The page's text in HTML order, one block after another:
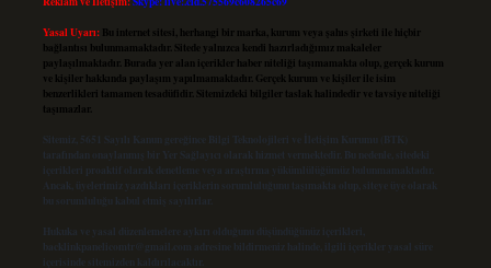
Yasal Uyarı: Bu internet sitesi, herhangi bir marka, kurum veya şahıs şirketi ile hiçbir
bağlantısı bulunmamaktadır. Sitede yalnızca kendi hazırladığımız makaleler
paylaşılmaktadır. Burada yer alan içerikler haber niteliği taşımamakta olup, gerçek kurum
ve kişiler hakkında paylaşım yapılmamaktadır. Gerçek kurum ve kişiler ile isim
benzerlikleri tamamen tesadüfidir. Sitemizdeki bilgiler taslak halindedir ve tavsiye niteliği
taşımazlar.
Sitemiz, 5651 Sayılı Kanun gereğince Bilgi Teknolojileri ve İletişim Kurumu (BTK)
tarafından onaylanmış bir Yer Sağlayıcı olarak hizmet vermektedir. Bu nedenle, sitedeki
içerikleri proaktif olarak denetleme veya araştırma yükümlülüğümüz bulunmamaktadır.
Ancak, üyelerimiz yazdıkları içeriklerin sorumluluğunu taşımakta olup, siteye üye olarak
bu sorumluluğu kabul etmiş sayılırlar.
Hukuka ve yasal düzenlemelere aykırı olduğunu düşündüğünüz içerikleri,
backlinkpanelicomtr@gmail.com adresine bildirmeniz halinde, ilgili içerikler yasal süre
içerisinde sitemizden kaldırılacaktır.